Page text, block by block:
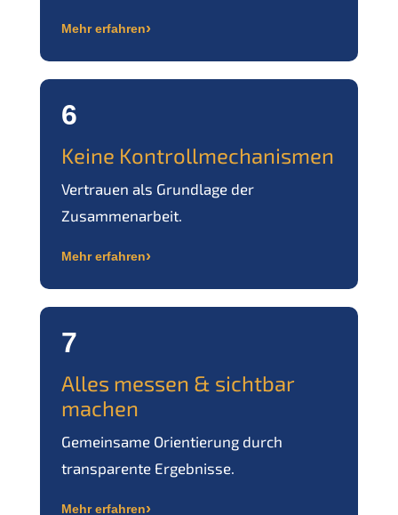
Mehr erfahren›
6
Keine Kontrollmechanismen
Vertrauen als Grundlage der
Zusammenarbeit.
Mehr erfahren›
7
Alles messen & sichtbar
machen
Gemeinsame Orientierung durch
transparente Ergebnisse.
Mehr erfahren›